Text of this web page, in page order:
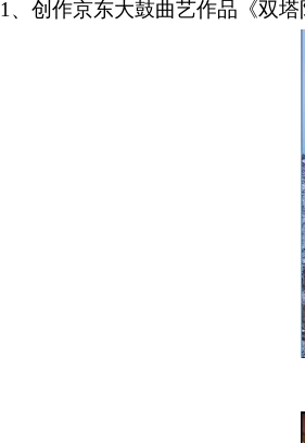
1、创作京东大鼓曲艺作品《双